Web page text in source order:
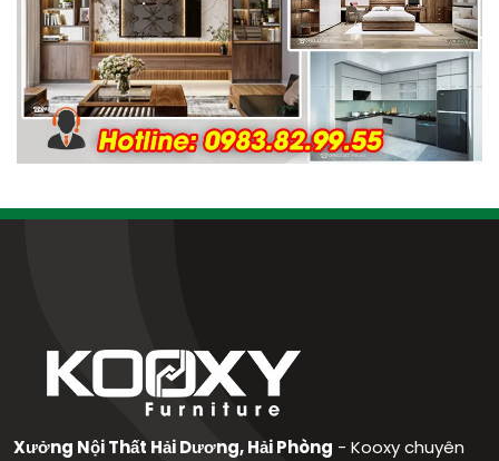
Xưởng Nội Thất Hải Dương, Hải Phòng - Kooxy chuyên